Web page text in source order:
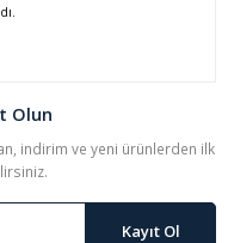
Olun
indirim ve yeni ürünlerden ilk
Kayıt Ol